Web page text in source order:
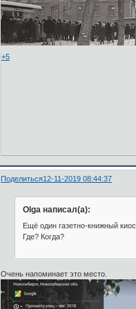
+5
Поделиться12-11-2019 08:44:37
Olga написал(а):
Ещё один газетно-книжный
Где? Когда?
Очень напоминает это место.